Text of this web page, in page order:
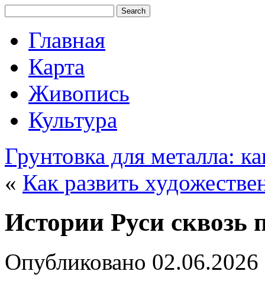
Главная
Карта
Живопись
Культура
Грунтовка для металла:
« Как развить
Истории Руси сквозь
Опубликовано 02.06.2026